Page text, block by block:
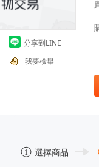
分享到LINE
我要檢舉